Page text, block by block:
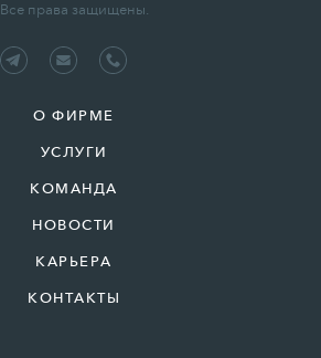
Все права защищены.
О ФИРМЕ
УСЛУГИ
КОМАНДА
НОВОСТИ
КАРЬЕРА
КОНТАКТЫ